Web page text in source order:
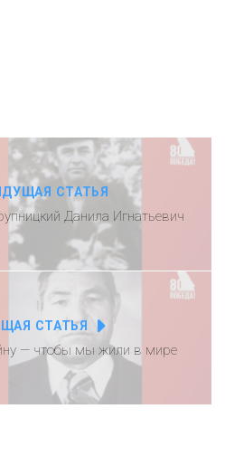
СТАТЬЯ
Данила Игнатьевич
СТАТЬЯ
— чтобы мы жили в мире